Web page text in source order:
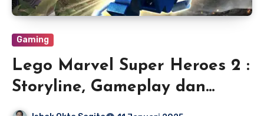
Gaming
Lego Marvel Super Heroes 2 :
Storyline, Gameplay dan
System Requirement